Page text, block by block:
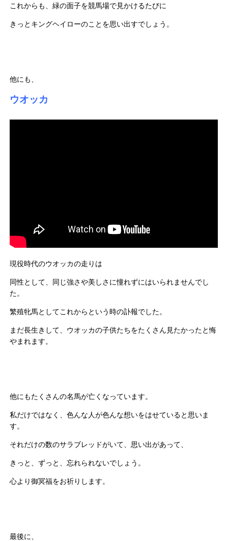
これからも、緑の面子を競馬場で見かけるたびに
きっとキングヘイローのことを思い出すでしょう。
他にも、
ウオッカ
現役時代のウオッカの走りは
同性として、同じ強さや美しさに憧れずにはいられませんでし
た。
繁殖牝馬としてこれからという時の訃報でした。
まだ長生きして、ウオッカの子供たちをたくさん見たかったと悔
やまれます。
他にもたくさんの名馬が亡くなっています。
私だけではなく、色んな人が色んな想いをはせていると思いま
す。
それだけの数のサラブレッドがいて、思い出があって、
きっと、ずっと、忘れられないでしょう。
心より御冥福をお祈りします。
最後に、